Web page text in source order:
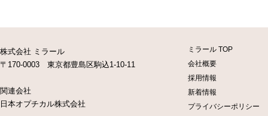
株式会社 ミラール
〒170-0003 東京都豊島区駒込1-10-11
関連会社
日本オプチカル株式会社
ミラール TOP
会社概要
採用情報
新着情報
プライバシーポリシー